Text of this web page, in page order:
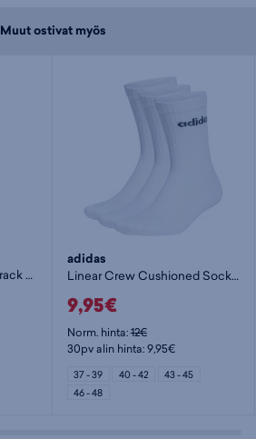
Muut ostivat myös
Kids Tricot Colour Pop Track Suit - lasten verkkaripuku
adidas
Linear Crew Cushioned Socks 3 Pairs - nilkkasukat
9,95€
Norm. hinta:12€
30pv alin hinta: 9,95€
37 - 39 40 - 42
43 - 45
46 - 48